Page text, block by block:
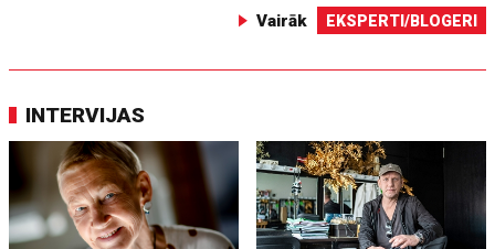
Vairāk EKSPERTI/BLOGERI
INTERVIJAS